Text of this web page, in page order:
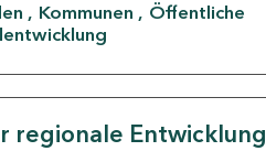
Kommunen
Öffentliche
regionale Entwicklung